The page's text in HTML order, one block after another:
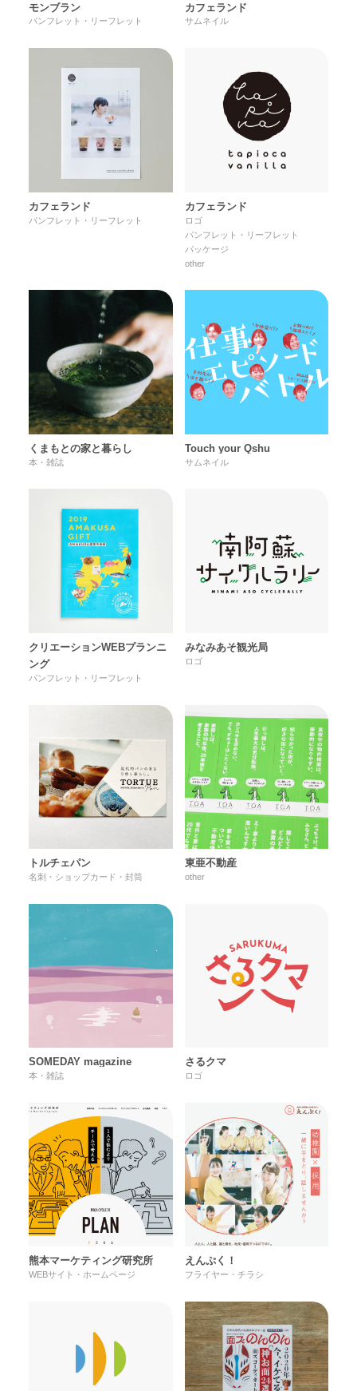
モンブラン
パンフレット・リーフレット
カフェランド
サムネイル
カフェランド
パンフレット・リーフレット
カフェランド
ロゴ
パンフレット・リーフレット
パッケージ
other
くまもとの家と暮らし
本・雑誌
Touch your Qshu
サムネイル
クリエーションWEBプランニ
ング
パンフレット・リーフレット
みなみあそ観光局
ロゴ
トルチェパン
名刺・ショップカード・封筒
東亜不動産
other
SOMEDAY magazine
本・雑誌
さるクマ
ロゴ
熊本マーケティング研究所
WEBサイト・ホームページ
えんぷく！
フライヤー・チラシ